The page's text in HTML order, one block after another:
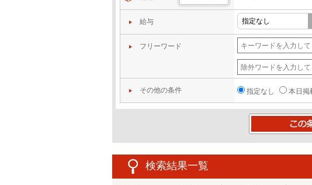
給与
フリーワード
その他の条件 指定なし 本日掲
検索結果一覧